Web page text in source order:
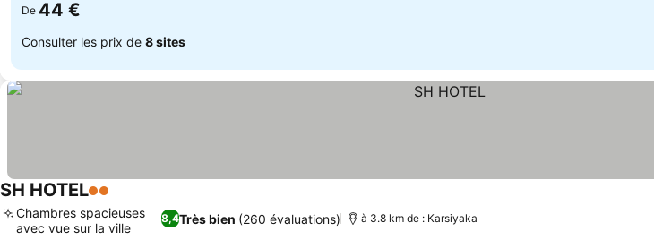
De 44 €
Consulter les prix de 8 sites
SH HOTEL2 Étoiles
8,4Très bien (260 évaluations)
Chambres spacieuses
avec vue sur la ville
à 3.8 km de : Karsiyaka